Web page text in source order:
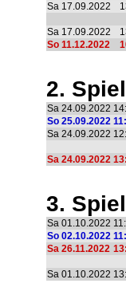
Sa 17.09.2022
Sa 17.09.2022
So 11.12.2022
2.
Sa 24.09.2022
So 25.09.2022
Sa 24.09.2022
Sa 24.09.2022
3.
Sa 01.10.2022
So 02.10.2022
Sa 26.11.2022
Sa 01.10.2022